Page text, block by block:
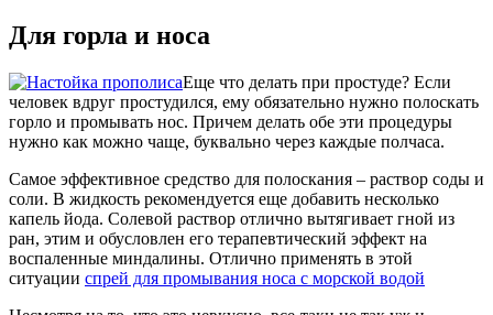
Для горла и носа
Еще что делать при простуде? Если
человек вдруг простудился, ему обязательно нужно полоскать
горло и промывать нос. Причем делать обе эти процедуры
нужно как можно чаще, буквально через каждые полчаса.
Самое эффективное средство для полоскания – раствор соды и
соли. В жидкость рекомендуется еще добавить несколько
капель йода. Солевой раствор отлично вытягивает гной из
ран, этим и обусловлен его терапевтический эффект на
воспаленные миндалины. Отлично применять в этой
ситуации спрей для промывания носа с морской водой